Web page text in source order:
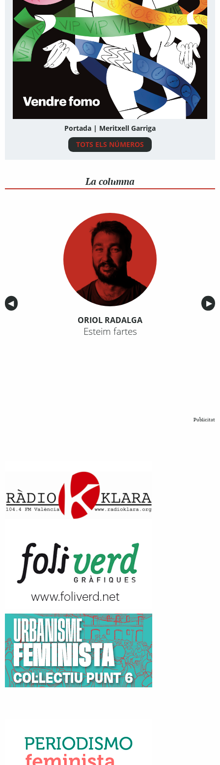
Portada | Meritxell Garriga
TOTS ELS NÚMEROS
La columna
Anterior
◀︎ ▶︎
ORIOL RADALGA
Esteim fartes
Publicitat